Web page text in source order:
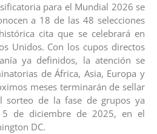
para el Mundial 2026 se
a 18 de las 48 selecciones
cita que se celebrará en
Unidos. Con los cupos directos
ya definidos, la atención se
de África, Asia, Europa y
meses terminarán de sellar
sorteo de la fase de grupos ya
de diciembre de 2025, en el
DC.